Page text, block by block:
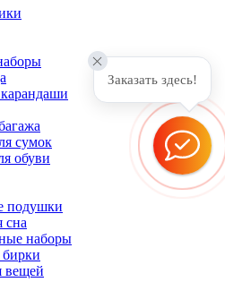
сумок
обуви
подушки
сна
наборы
вещей
Заказать здесь!